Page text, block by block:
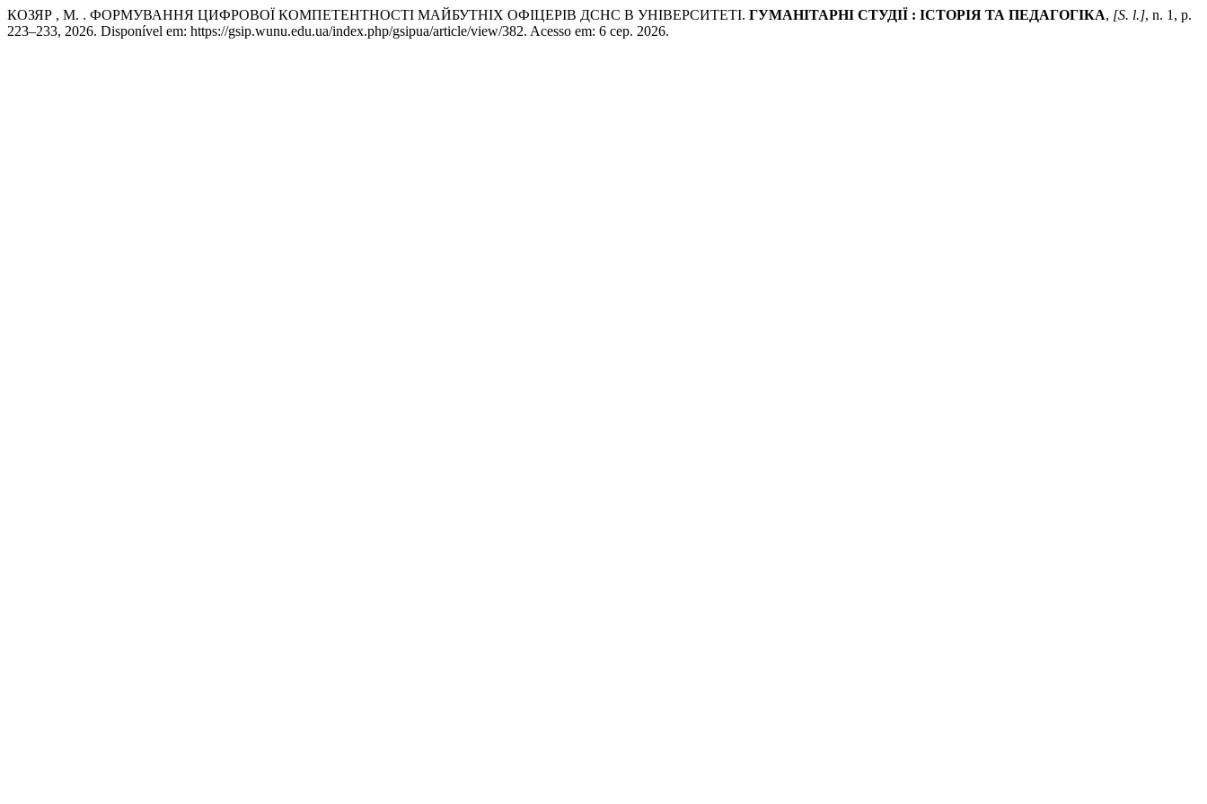
КОЗЯР , М. . ФОРМУВАННЯ ЦИФРОВОЇ КОМПЕТЕНТНОСТІ МАЙБУТНІХ ОФІЦЕРІВ ДСНС В УНІВЕРСИТЕТІ. ГУМАНІТАРНІ СТУДІЇ : ІСТОРІЯ ТА ПЕДАГОГІКА, [S. l.], n. 1, p.
223–233, 2026. Disponível em: https://gsip.wunu.edu.ua/index.php/gsipua/article/view/382. Acesso em: 6 сер. 2026.